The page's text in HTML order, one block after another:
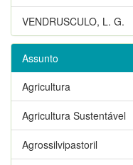
VENDRUSCULO, L. G.
Assunto
Agricultura
Agricultura Sustentável
Agrossilvipastoril